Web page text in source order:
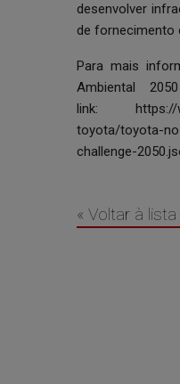
desenvolver
de fornecimento
Para mais
Ambiental
link:
toyota/toyota-
challenge-
« Voltar à lista